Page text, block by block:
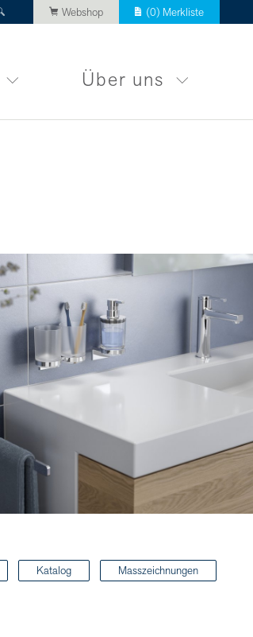
Webshop (0) Merkliste
Über uns
Katalog Masszeichnungen